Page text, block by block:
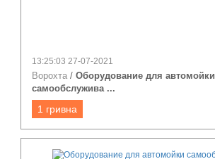
13:25:03 27-07-2021
Ворохта/Оборудование для автомойки
самообслужива ...
1 гривна